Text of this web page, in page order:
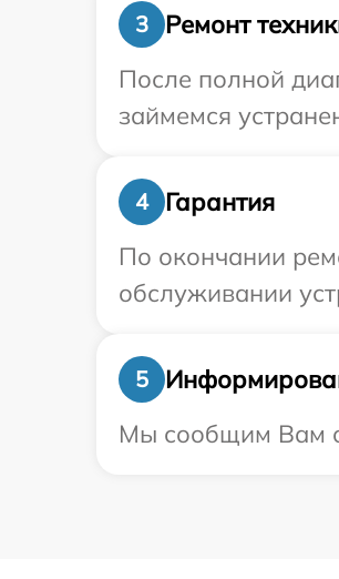
3
Ремонт
После полной
займемся
4
Гарантия
По окончании
обслуживании
5
Мы сообщим Вам о